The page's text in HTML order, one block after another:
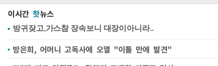
이시간 핫뉴스
방은희, 어머니 고독사에 오열 "이틀 만에 발견"